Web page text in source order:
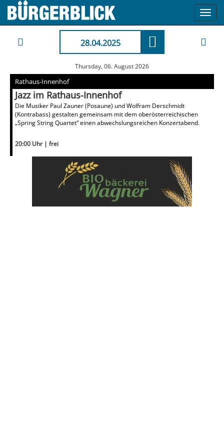
28.04.2025
Thursday, 06. August 2026
Rathaus-Innenhof
Jazz im Rathaus-Innenhof
Die Musiker Paul Zauner (Posaune) und Wolfram Derschmidt
(Kontrabass) gestalten gemeinsam mit dem oberösterreichischen
„Spring String Quartet“ einen abwechslungsreichen Konzertabend.
20:00 Uhr | frei